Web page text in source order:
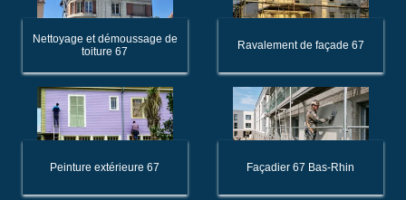
Nettoyage et démoussage de
toiture 67
Ravalement de façade 67
Peinture extérieure 67 Façadier 67 Bas-Rhin